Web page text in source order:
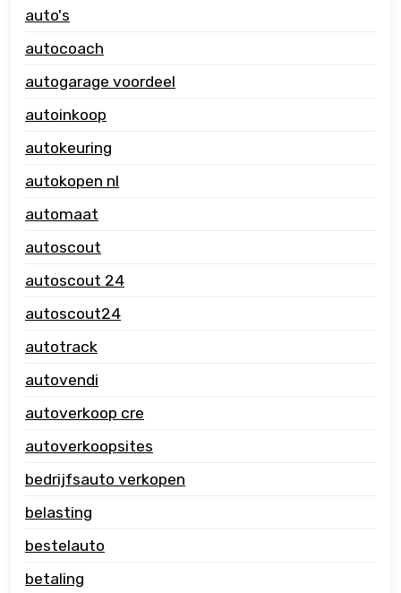
auto's
autocoach
autogarage voordeel
autoinkoop
autokeuring
autokopen nl
automaat
autoscout
autoscout 24
autoscout24
autotrack
autovendi
autoverkoop cre
autoverkoopsites
bedrijfsauto verkopen
belasting
bestelauto
betaling